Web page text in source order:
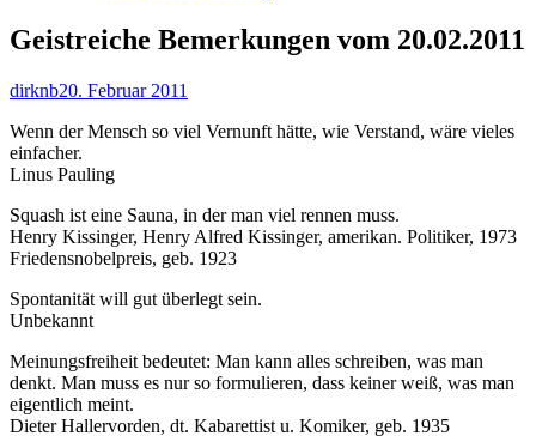
Geistreiche Bemerkungen vom 20.02.2011
Autor
dirknbVeröffentlicht
20. Februar 2011
Wenn der Mensch so viel Vernunft hätte, wie Verstand, wäre vieles
einfacher.
Linus Pauling
Squash ist eine Sauna, in der man viel rennen muss.
Henry Kissinger, Henry Alfred Kissinger, amerikan. Politiker, 1973
Friedensnobelpreis, geb. 1923
Spontanität will gut überlegt sein.
Unbekannt
Meinungsfreiheit bedeutet: Man kann alles schreiben, was man
denkt. Man muss es nur so formulieren, dass keiner weiß, was man
eigentlich meint.
Dieter Hallervorden, dt. Kabarettist u. Komiker, geb. 1935